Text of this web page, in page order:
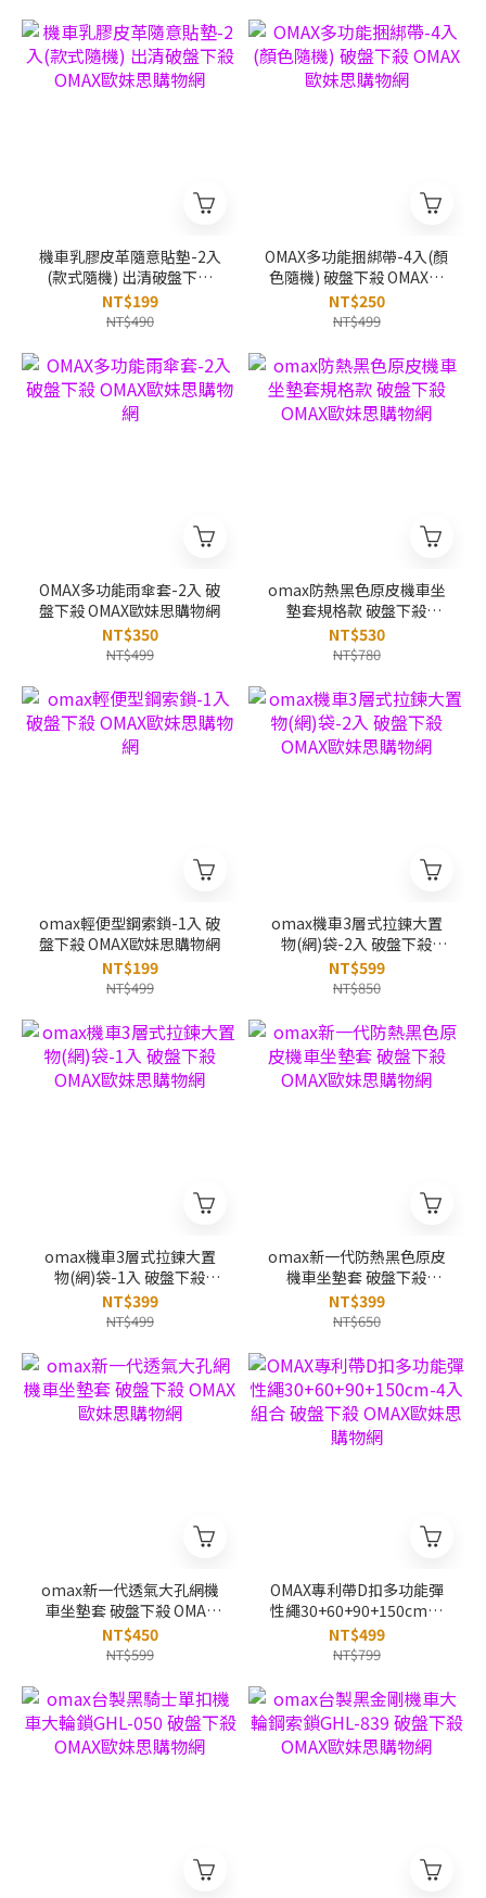
機車乳膠皮革隨意貼墊-2入
(款式隨機) 出清破盤下殺
OMAX歐妹思購物網
NT$199
NT$490
OMAX多功能捆綁帶-4入(顏
色隨機) 破盤下殺 OMAX歐
妹思購物網
NT$250
NT$499
OMAX多功能雨傘套-2入 破
盤下殺 OMAX歐妹思購物網
NT$350
NT$499
omax防熱黑色原皮機車坐
墊套規格款 破盤下殺
OMAX歐妹思購物網
NT$530
NT$780
omax輕便型鋼索鎖-1入 破
盤下殺 OMAX歐妹思購物網
NT$199
NT$499
omax機車3層式拉鍊大置
物(網)袋-2入 破盤下殺
OMAX歐妹思購物網
NT$599
NT$850
omax機車3層式拉鍊大置
物(網)袋-1入 破盤下殺
OMAX歐妹思購物網
NT$399
NT$499
omax新一代防熱黑色原皮
機車坐墊套 破盤下殺
OMAX歐妹思購物網
NT$399
NT$650
omax新一代透氣大孔網機
車坐墊套 破盤下殺 OMAX
歐妹思購物網
NT$450
NT$599
OMAX專利帶D扣多功能彈
性繩30+60+90+150cm-4
入組合 破盤下殺 OMAX歐
妹思購物網
NT$499
NT$799